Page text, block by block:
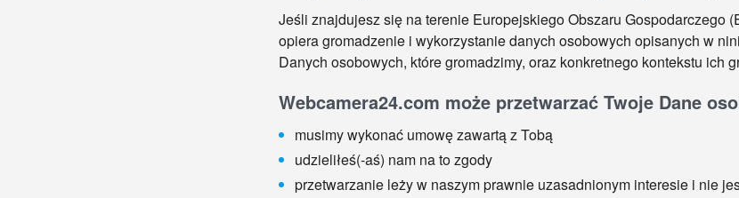
Jeśli znajdujesz się na terenie Europejskiego Obszaru Gospodarczego
opiera gromadzenie i wykorzystanie danych osobowych opisanych w
Danych osobowych, które gromadzimy, oraz konkretnego kontekstu ich
Webcamera24.com może przetwarzać Twoje Dane
musimy wykonać umowę zawartą z Tobą
udzieliłeś(-aś) nam na to zgody
przetwarzanie leży w naszym prawnie uzasadnionym interesie i nie